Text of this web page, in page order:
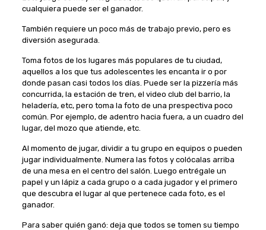
cualquiera puede ser el ganador.
También requiere un poco más de trabajo previo, pero es
diversión asegurada.
Toma fotos de los lugares más populares de tu ciudad,
aquellos a los que tus adolescentes les encanta ir o por
donde pasan casi todos los días. Puede ser la pizzería más
concurrida, la estación de tren, el video club del barrio, la
heladería, etc, pero toma la foto de una prespectiva poco
común. Por ejemplo, de adentro hacia fuera, a un cuadro del
lugar, del mozo que atiende, etc.
Al momento de jugar, dividir a tu grupo en equipos o pueden
jugar individualmente. Numera las fotos y colócalas arriba
de una mesa en el centro del salón. Luego entrégale un
papel y un lápiz a cada grupo o a cada jugador y el primero
que descubra el lugar al que pertenece cada foto, es el
ganador.
Para saber quién ganó: deja que todos se tomen su tiempo